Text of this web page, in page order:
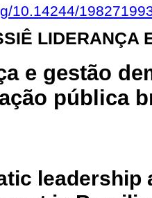
10.14244/
LIDERANÇA
e gestão
pública
leadership